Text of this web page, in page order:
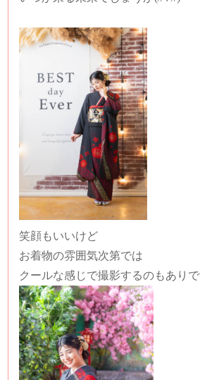
笑顔もいいけど
お着物の雰囲気次第では
クールな感じで撮影するのもあり